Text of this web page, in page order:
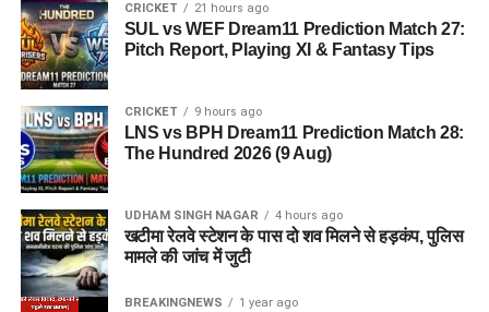
CRICKET 21 hours ago
SUL vs WEF Dream11 Prediction Match 27:
Pitch Report, Playing XI & Fantasy Tips
CRICKET 9 hours ago
LNS vs BPH Dream11 Prediction Match 28:
The Hundred 2026 (9 Aug)
UDHAM SINGH NAGAR 4 hours ago
खटीमा रेलवे स्टेशन के पास दो शव मिलने से हड़कंप, पुलिस
मामले की जांच में जुटी
BREAKINGNEWS 1 year ago